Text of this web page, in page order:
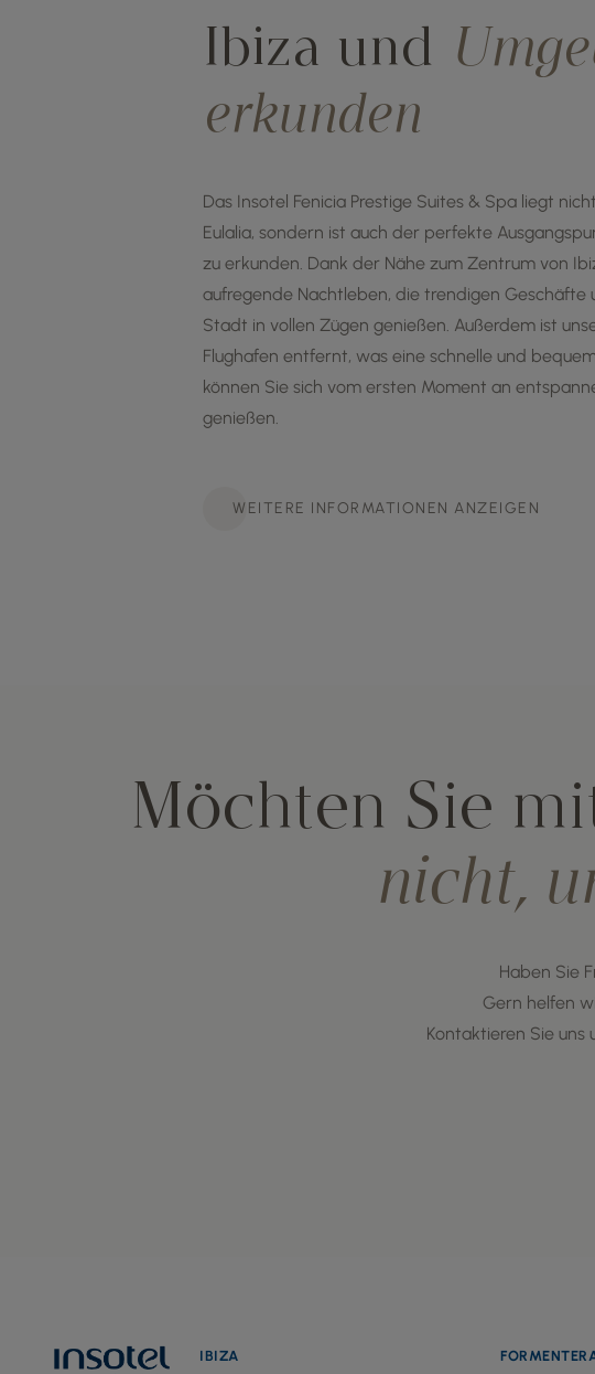
Ibiza und
erkunden
Das Insotel Fenicia Prestige Suites & Spa liegt
Eulalia, sondern ist auch der perfekte
zu erkunden. Dank der Nähe zum Zentrum von
aufregende Nachtleben, die trendigen
Stadt in vollen Zügen genießen. Außerdem ist
Flughafen entfernt, was eine schnelle und
können Sie sich vom ersten Moment an
genießen.
WEITERE INFORMATIONEN ANZEIGEN
Möchten Sie
nicht,
Haben Sie
Gern helfen
Kontaktieren Sie uns
IBIZA